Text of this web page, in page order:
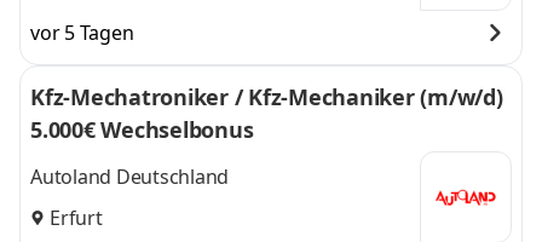
vor 5 Tagen
Kfz-Mechatroniker / Kfz-Mechaniker (m/w/d)
5.000€ Wechselbonus
Autoland Deutschland
Erfurt